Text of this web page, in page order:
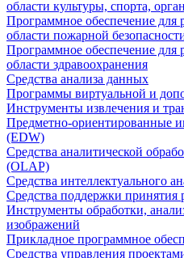
области культуры, спорта,
Программное обеспечение для
области пожарной
Программное обеспечение для
области здравоохранения
Средства анализа данных
Программы виртуальной и
Инструменты извлечения и
Предметно-ориентированные
(EDW)
Средства аналитической
(OLAP)
Средства интеллектуального
Средства поддержки принятия
Инструменты обработки,
изображений
Прикладное программное
Средства управления